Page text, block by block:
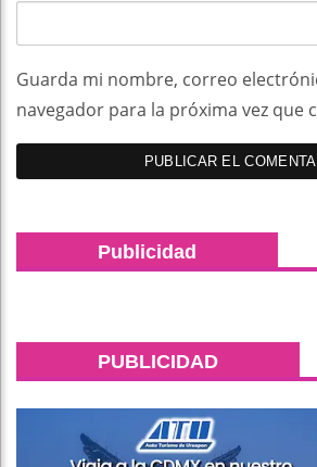
Guarda mi nombre, correo
navegador para la próxima vez que
Publicidad
PUBLICIDAD